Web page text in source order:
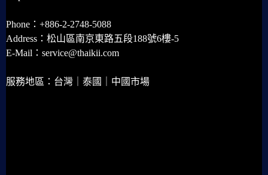
Phone：+886-2-2748-5088
Address：松山區南京東路五段188號6樓-5
E-Mail：service@thaikii.com
服務地區：台灣｜泰國｜中國市場